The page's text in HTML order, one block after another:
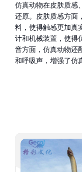
仿真动物在皮肤质感
还原。皮肤质感方面
料，使得触感更加真
计和机械装置，使得
音方面，仿真动物还
和呼吸声，增强了仿